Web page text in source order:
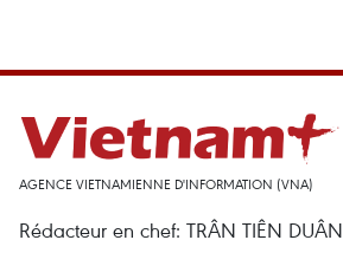
AGENCE VIETNAMIENNE D'INFORMATION (VNA)
Rédacteur en chef: TRÂN TIÊN DUÂN